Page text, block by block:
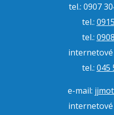
tel.:
tel.:
tel.:
tel.: 045
e-mail: